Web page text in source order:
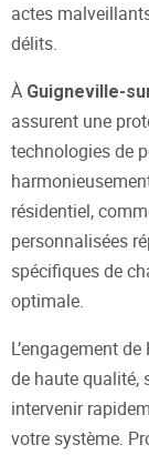
actes
délits.
À Guigneville-
assurent une
technologies de
résidentiel,
personnalisées
spécifiques de
optimale.
L’engagement
de haute qualité,
intervenir
votre système.